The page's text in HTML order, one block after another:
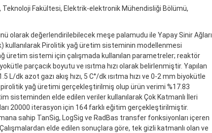
Fakültesi, Elektrik-elektronik Mühendisliği Bölümü,
olarak değerlendirilebilecek meşe palamudu ile Yapay Sinir Ağları
kullanılarak Pirolitik yağ üretim sisteminin modellenmesi
üretim sistemi için çalışmada kullanılan parametreler; reaktör
parçacık boyutu ve ısıtma hızı olarak belirlenmiştir. Yapılan
L/dk azot gazı akış hızı, 5 C°/dk ısıtma hızı ve 0-2 mm biyokütle
yağ üretimi gerçekleştirilmiş olup ürün verimi %17.83
sisteminden elde edilen veriler kullanılarak Çok Katmanlı İleri
20000 iterasyon için 164 farklı eğitim gerçekleştirilmiştir.
sahip TanSig, LogSig ve RadBas transfer fonksiyonları içeren
Çalışmalardan elde edilen sonuçlara göre, tek gizli katmanlı olan ve